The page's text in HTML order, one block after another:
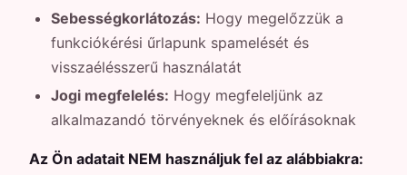
Sebességkorlátozás: Hogy megelőzzük a
funkciókérési űrlapunk spamelését és
visszaélésszerű használatát
Jogi megfelelés: Hogy megfeleljünk az
alkalmazandó törvényeknek és előírásoknak
Az Ön adatait NEM használjuk fel az alábbiakra: